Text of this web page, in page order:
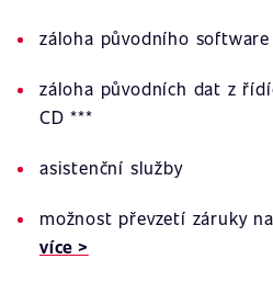
záloha původního
záloha původních dat z
CD ***
asistenční služby
možnost převzetí záruky
více >